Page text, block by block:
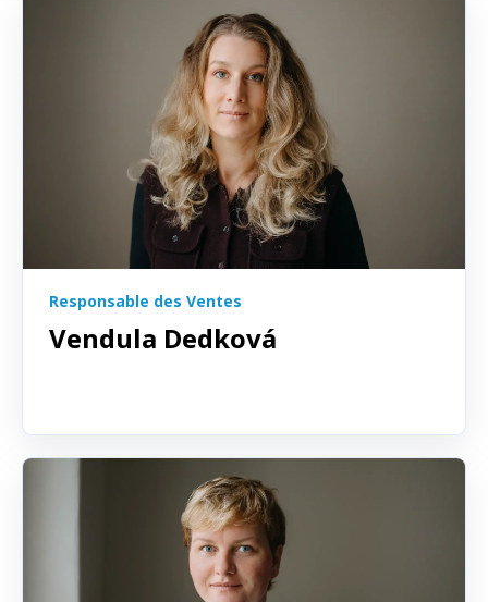
Responsable des Ventes
Vendula Dedková